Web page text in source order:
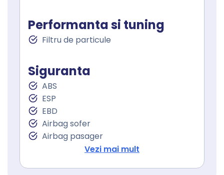
Controlul tractiunii
Asistent staionare in rampa
Lumini de zi
Stopuri LED
Sistem Start Stop
Senzori presiune roti
Frana parcare electrica
Servodirecţie
Performanta si tuning
Filtru de particule
Siguranta
ABS
ESP
EBD
Airbag sofer
Airbag pasager
Isofix (puncte de prindere a scaunului
Vezi mai mult